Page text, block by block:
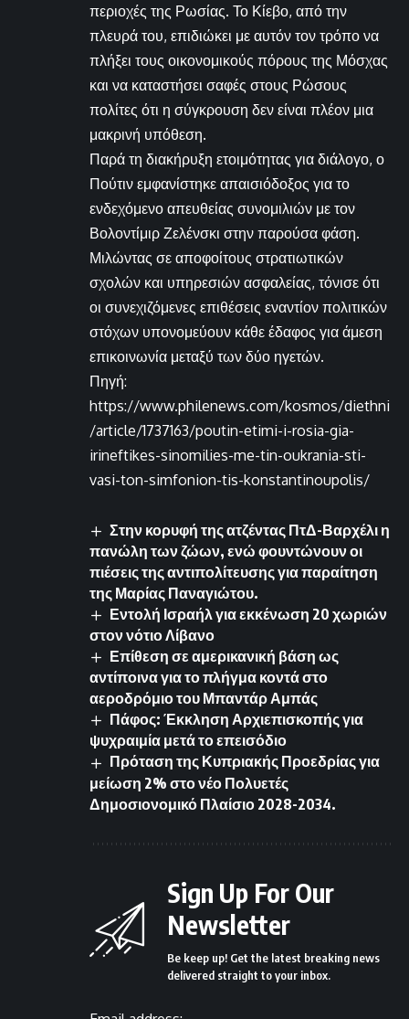
περιοχές της Ρωσίας. Το Κίεβο, από την
πλευρά του, επιδιώκει με αυτόν τον τρόπο να
πλήξει τους οικονομικούς πόρους της Μόσχας
και να καταστήσει σαφές στους Ρώσους
πολίτες ότι η σύγκρουση δεν είναι πλέον μια
μακρινή υπόθεση.
Παρά τη διακήρυξη ετοιμότητας για διάλογο, ο
Πούτιν εμφανίστηκε απαισιόδοξος για το
ενδεχόμενο απευθείας συνομιλιών με τον
Βολοντίμιρ Ζελένσκι στην παρούσα φάση.
Μιλώντας σε αποφοίτους στρατιωτικών
σχολών και υπηρεσιών ασφαλείας, τόνισε ότι
οι συνεχιζόμενες επιθέσεις εναντίον πολιτικών
στόχων υπονομεύουν κάθε έδαφος για άμεση
επικοινωνία μεταξύ των δύο ηγετών.
Πηγή:
https://www.philenews.com/kosmos/diethni
/article/1737163/poutin-etimi-i-rosia-gia-
irineftikes-sinomilies-me-tin-oukrania-sti-
vasi-ton-simfonion-tis-konstantinoupolis/
Στην κορυφή της ατζέντας ΠτΔ-Βαρχέλι η
πανώλη των ζώων, ενώ φουντώνουν οι
πιέσεις της αντιπολίτευσης για παραίτηση
της Μαρίας Παναγιώτου.
Εντολή Ισραήλ για εκκένωση 20 χωριών
στον νότιο Λίβανο
Επίθεση σε αμερικανική βάση ως
αντίποινα για το πλήγμα κοντά στο
αεροδρόμιο του Μπαντάρ Αμπάς
Πάφος: Έκκληση Αρχιεπισκοπής για
ψυχραιμία μετά το επεισόδιο
Πρόταση της Κυπριακής Προεδρίας για
μείωση 2% στο νέο Πολυετές
Δημοσιονομικό Πλαίσιο 2028-2034.
Sign Up For Our
Newsletter
Be keep up! Get the latest breaking news
delivered straight to your inbox.